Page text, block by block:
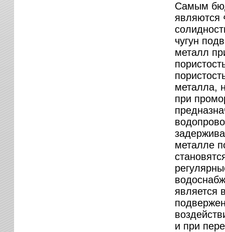
Самым
являются
чугун
металл
металла,
при
металле
является
и при